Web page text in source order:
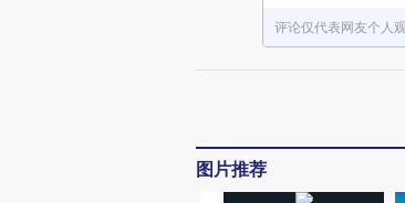
评论仅代表网友个人
图片推荐